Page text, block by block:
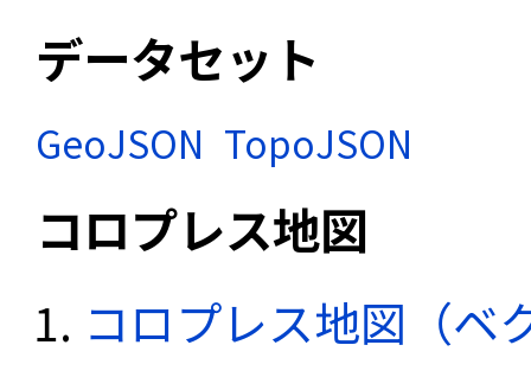
データセット
GeoJSON TopoJSON
コロプレス地図
コロプレス地図（ベ